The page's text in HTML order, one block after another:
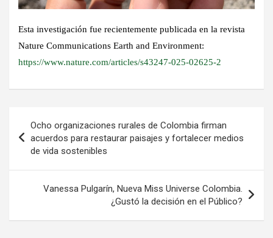
Esta investigación fue recientemente publicada en la revista
Nature Communications Earth and Environment:
https://www.nature.com/articles/s43247-025-02625-2
de
entradas
Ocho organizaciones rurales de Colombia firman
acuerdos para restaurar paisajes y fortalecer medios
de vida sostenibles
Vanessa Pulgarín, Nueva Miss Universe Colombia.
¿Gustó la decisión en el Público?